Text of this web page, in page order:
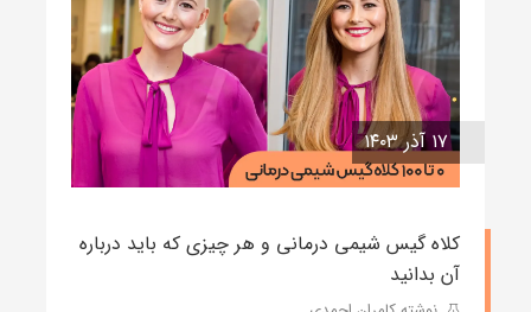
۱۷ آذر ۱۴۰۳
کلاه گیس شیمی درمانی و هر چیزی که باید درباره
آن بدانید